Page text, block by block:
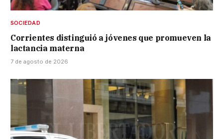
SOCIEDAD
Corrientes distinguió a jóvenes que promueven la
lactancia materna
7 de agosto de 2026